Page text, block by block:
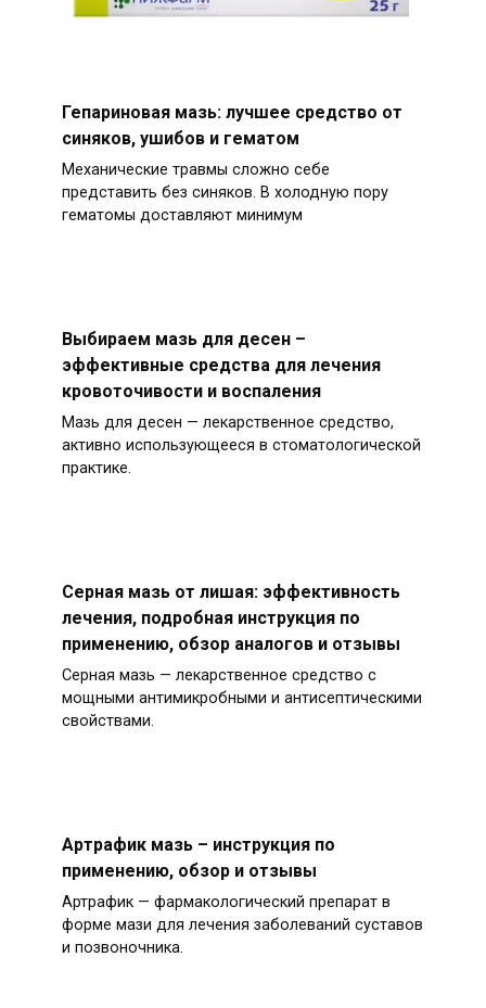
Гепариновая мазь: лучшее средство от
синяков, ушибов и гематом
Механические травмы сложно себе
представить без синяков. В холодную пору
гематомы доставляют минимум
Выбираем мазь для десен –
эффективные средства для лечения
кровоточивости и воспаления
Мазь для десен — лекарственное средство,
активно использующееся в стоматологической
практике.
Серная мазь от лишая: эффективность
лечения, подробная инструкция по
применению, обзор аналогов и отзывы
Серная мазь — лекарственное средство с
мощными антимикробными и антисептическими
свойствами.
Артрафик мазь – инструкция по
применению, обзор и отзывы
Артрафик — фармакологический препарат в
форме мази для лечения заболеваний суставов
и позвоночника.